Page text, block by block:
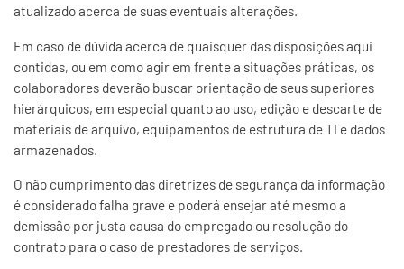
atualizado acerca de suas eventuais alterações.
Em caso de dúvida acerca de quaisquer das disposições aqui
contidas, ou em como agir em frente a situações práticas, os
colaboradores deverão buscar orientação de seus superiores
hierárquicos, em especial quanto ao uso, edição e descarte de
materiais de arquivo, equipamentos de estrutura de TI e dados
armazenados.
O não cumprimento das diretrizes de segurança da informação
é considerado falha grave e poderá ensejar até mesmo a
demissão por justa causa do empregado ou resolução do
contrato para o caso de prestadores de serviços.